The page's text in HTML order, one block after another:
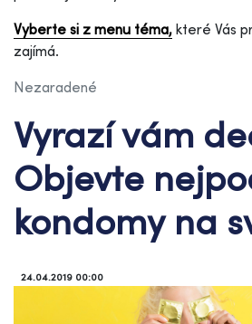
Vyberte si z menu téma, které Vás
zajímá.
Nezaradené
Vyrazí vám
Objevte
kondomy na
24.04.2019 00:00